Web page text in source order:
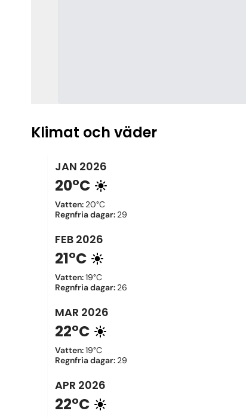
Klimat och väder
JAN 2026
20°C
Vatten: 20°C
Regnfria dagar: 29
FEB 2026
21°C
Vatten:19°C
Regnfria dagar: 26
MAR 2026
22°C
Vatten:19°C
Regnfria dagar: 29
APR 2026
22°C